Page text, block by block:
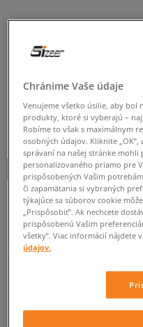
PKT
19,95€cena s
+ 20 BODOV VSIZEERCLUBE
Informujte ma o
Ak bude položka opäť
ZISTIŤ DOSTUPNOSŤ V
Chránime Vaše údaje
Venujeme všetko úsilie, aby bol
produkty, ktoré si vyberajú –
Robíme to však s maximálnym
osobných údajov. Kliknite „OK”,
správaní na našej stránke
personalizovaného priamo pre
prispôsobených Vašim
či zapamätania si vybraných
týkajúce sa súborov cookie
„Prispôsobiť”. Ak nechcete
prispôsobenú Vašim
všetky”. Viac informácií nájdete
údajov.